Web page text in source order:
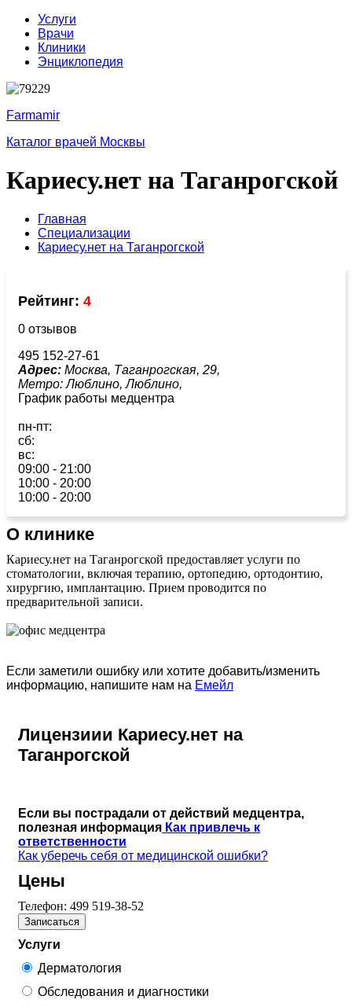
Услуги
Врачи
Клиники
Энциклопедия
Farmamir
Каталог врачей Москвы
Кариесу.нет на Таганрогской
Главная
Специализации
Кариесу.нет на Таганрогской
Рейтинг: 4
0 отзывов
495 152-27-61
Адрес: Москва, Таганрогская, 29,
Метро:Люблино,Люблино,
График работы медцентра
пн-пт:
сб:
вс:
09:00 - 21:00
10:00 - 20:00
10:00 - 20:00
О клинике
Кариесу.нет на Таганрогской предоставляет услуги по
стоматологии, включая терапию, ортопедию, ортодонтию,
хирургию, имплантацию. Прием проводится по
предварительной записи.
Если заметили ошибку или хотите добавить/изменить
информацию, напишите нам на Емейл
Лицензиии Кариесу.нет на
Таганрогской
Если вы пострадали от действий медцентра,
полезная информация Как привлечь к
ответственности
Как уберечь себя от медицинской ошибки?
Цены
Телефон: 499 519-38-52
Записаться
Услуги
Дерматология
Обследования и диагностики